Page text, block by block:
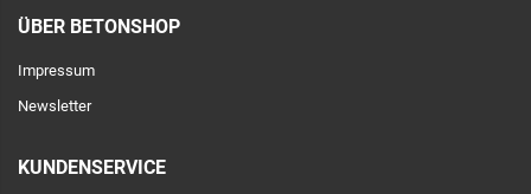
ÜBER BETONSHOP
Impressum
Newsletter
KUNDENSERVICE